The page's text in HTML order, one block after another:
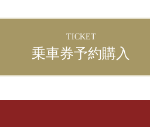
TICKET
乗車券予約購入